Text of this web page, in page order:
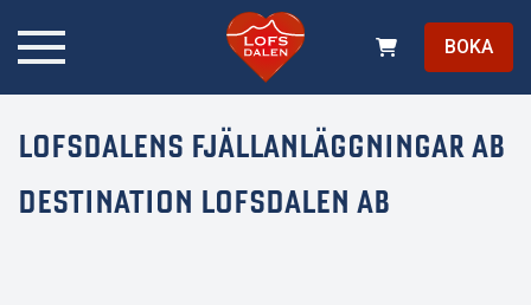
BOKA
LOFSDALENS FJÄLLANLÄGGNINGAR AB
DESTINATION LOFSDALEN AB